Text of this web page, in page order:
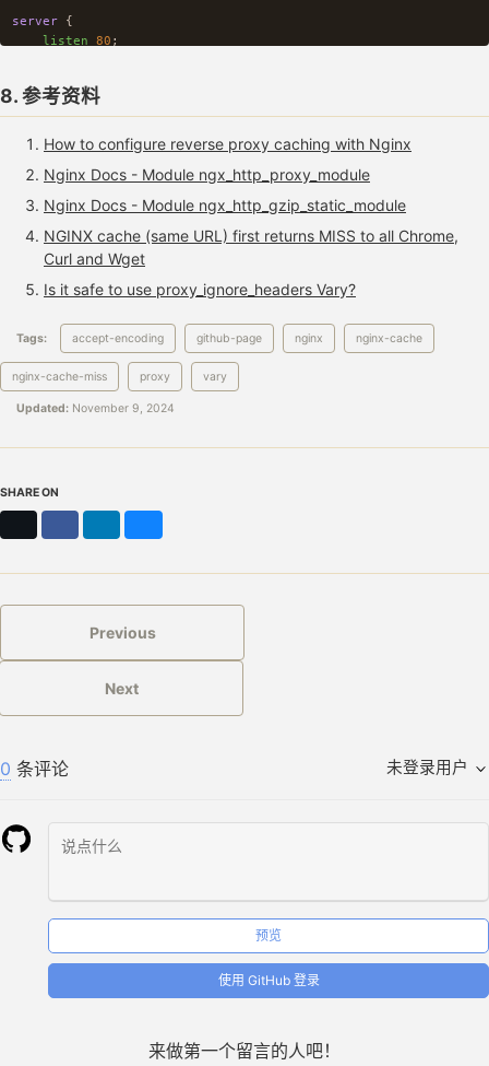
server
{
listen
80 ;
server_name
location /.well-known/acme-challenge/
{
}
location
rewrite ^(.*) https://$server_name$1 permanent;
return
301
server
listen 443 ssl;
listen [::]:443 ssl
server_name example.com
ssl_prefer_server_ciphers
ssl_certificate_key /path/to/example.com/key.pem;
/var/log/nginx/example.com.frontend.access.log
error_log /var/log/nginx/example.com.frontend.error.log
proxy_set_header
location /
listen 127.0.0.1:8080;
8. 参考资料
How to configure reverse proxy caching with Nginx
Nginx Docs - Module ngx_http_proxy_module
Nginx Docs - Module ngx_http_gzip_static_module
NGINX cache (same URL) first returns MISS to all Chrome,
Curl and Wget
Is it safe to use proxy_ignore_headers Vary?
Tags: accept-encoding github-page nginx nginx-cache
nginx-cache-miss proxy vary
Updated: November 9, 2024
SHARE ON
Previous
Next
0 条评论 未登录用户
预览
使用 GitHub 登录
来做第一个留言的人吧！